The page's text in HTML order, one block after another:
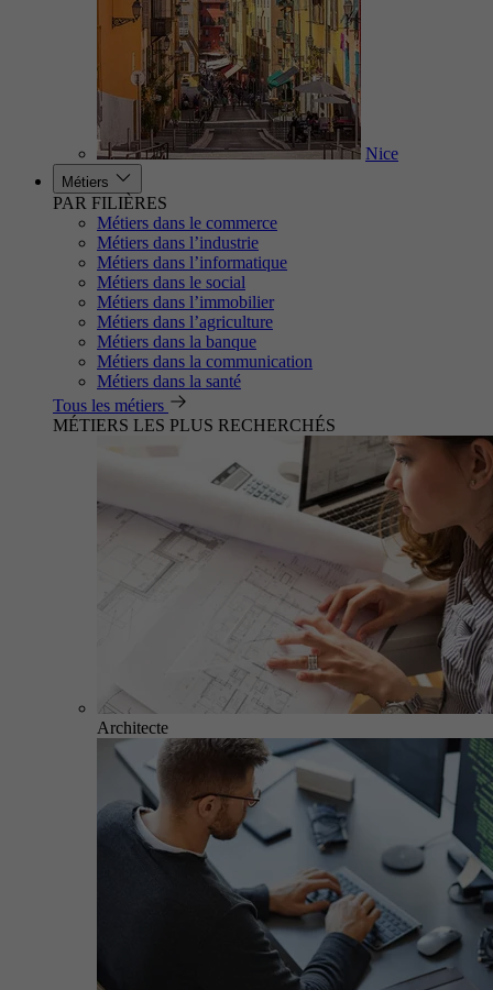
Nice
Métiers
PAR FILIÈRES
Métiers dans le commerce
Métiers dans l’industrie
Métiers dans l’informatique
Métiers dans le social
Métiers dans l’immobilier
Métiers dans l’agriculture
Métiers dans la banque
Métiers dans la communication
Métiers dans la santé
Tous les métiers
MÉTIERS LES PLUS RECHERCHÉS
Architecte